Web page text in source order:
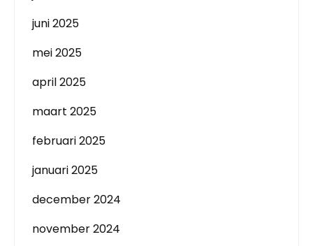
juni 2025
mei 2025
april 2025
maart 2025
februari 2025
januari 2025
december 2024
november 2024